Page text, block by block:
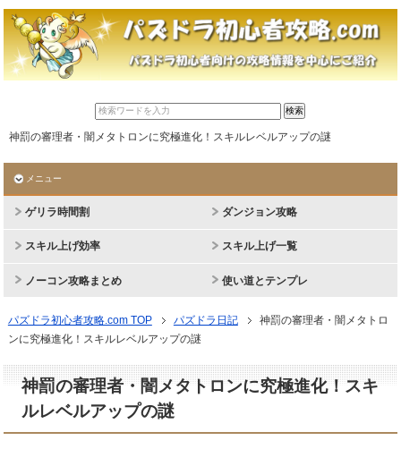
神罰の審理者・闇メタトロンに究極進化！スキルレベルアップの謎
メニュー
ゲリラ時間割 ダンジョン攻略
スキル上げ効率 スキル上げ一覧
ノーコン攻略まとめ 使い道とテンプレ
パズドラ初心者攻略.com TOP パズドラ日記
神罰の審理者・闇メタトロ
ンに究極進化！スキルレベルアップの謎
神罰の審理者・闇メタトロンに究極進化！スキ
ルレベルアップの謎